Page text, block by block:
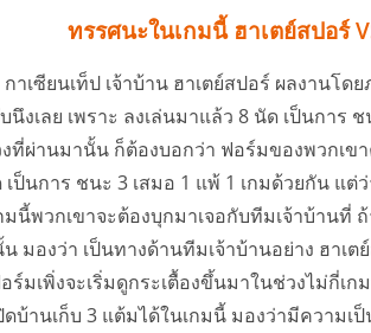
ทรรศนะในเกมนี้ ฮาเตย์สปอร์
กาเซียนเท็ป เจ้าบ้าน ฮาเตย์สปอร์ ผลงาน
งเลย เพราะ ลงเล่นมาแล้ว 8 นัด เป็นการ
ที่ผ่านมานั้น ก็ต้องบอกว่า ฟอร์มของพวกเ
ป็นการ ชนะ 3 เสมอ 1 แพ้ 1 เกมด้วยกัน แต่
มนี้พวกเขาจะต้องบุกมาเจอกับทีมเจ้าบ้าน
มองว่า เป็นทางด้านทีมเจ้าบ้านอย่าง ฮาเ
มเพิ่งจะเริ่มดูกระเตื้องขึ้นมาในช่วงไม่กี่เ
บ้านเก็บ 3 แต้มได้ในเกมนี้ มองว่ามีความเ